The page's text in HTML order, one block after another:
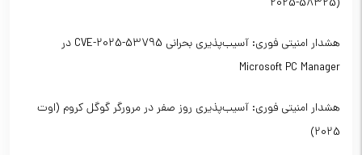
هشدار امنیتی فوری: آسیب‌پذیری بحرانی CVE-2025-53795 در
Microsoft PC Manager
هشدار امنیتی فوری: آسیب‌پذیری روز صفر در مرورگر گوگل کروم (اوت
2025)